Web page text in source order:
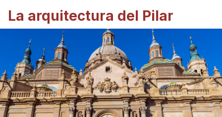
La arquitectura del Pilar